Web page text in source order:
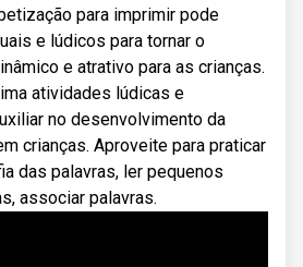
para imprimir pode
e lúdicos para tornar o
e atrativo para as crianças.
atividades lúdicas e
no desenvolvimento da
crianças. Aproveite para praticar
das palavras, ler pequenos
associar palavras.